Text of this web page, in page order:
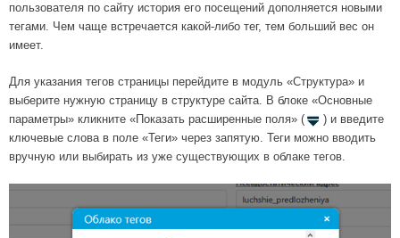
пользователя по сайту история его посещений дополняется новыми
тегами. Чем чаще встречается какой-либо тег, тем больший вес он
имеет.
Для указания тегов страницы перейдите в модуль «Структура» и
выберите нужную страницу в структуре сайта. В блоке «Основные
параметры» кликните «Показать расширенные поля» (
) и введите
ключевые слова в поле «Теги» через запятую. Теги можно вводить
вручную или выбирать из уже существующих в облаке тегов.